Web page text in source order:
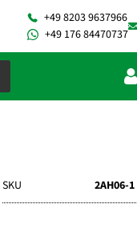
+49 8203 9637966
+49 176 84470737
SKU 2AH06-1